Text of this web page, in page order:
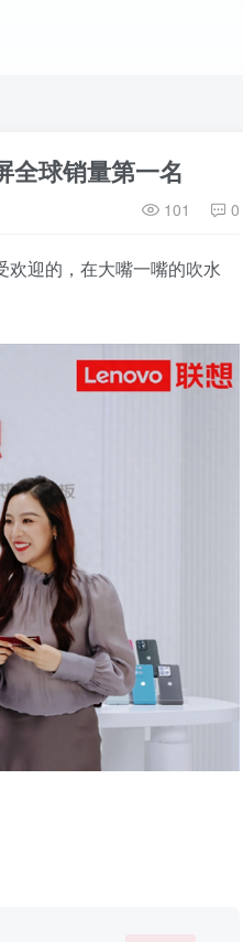
全球销量第一名
101 0
迎的，在大嘴一嘴的吹水